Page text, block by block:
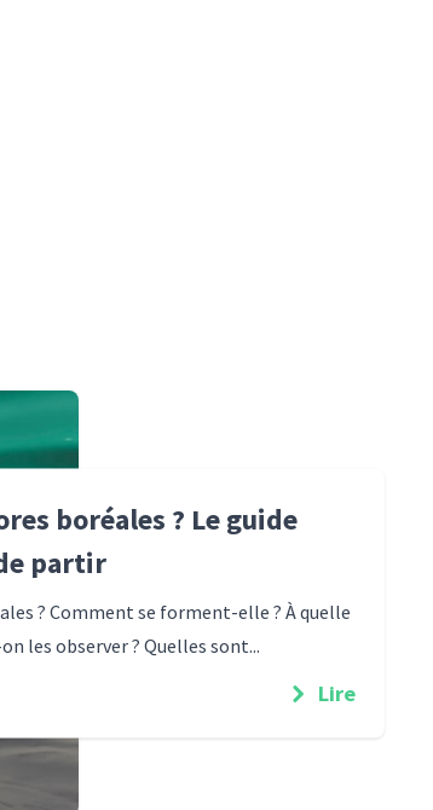
boréales ? Le guide
partir
? Comment se forment-elle ? À quelle
les observer ? Quelles sont...
Lire